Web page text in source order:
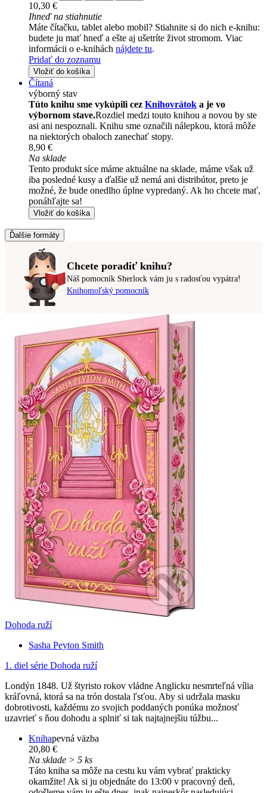
10,30 €
Ihneď na stiahnutie
Máte čítačku, tablet alebo mobil? Stiahnite si do nich e-knihu:
budete ju mať hneď a ešte aj ušetríte život stromom. Viac
informácii o e-knihách nájdete tu.
Pridať do zoznamu
Vložiť do košíka
Čítaná
výborný stav
Túto knihu sme vykúpili cez Knihovrátok a je vo
výbornom stave.Rozdiel medzi touto knihou a novou by ste
asi ani nespoznali. Knihu sme označili nálepkou, ktorá môže
na niektorých obaloch zanechať stopy.
8,90 €
Na sklade
Tento produkt síce máme aktuálne na sklade, máme však už
iba posledné kusy a ďalšie už nemá ani distribútor, preto je
možné, že bude onedlho úplne vypredaný. Ak ho chcete mať,
ponáhľajte sa!
Vložiť do košíka
Ďalšie formáty
Chcete poradiť knihu?
Náš pomocník Sherlock vám ju s radosťou vypátra!
Knihomoľský pomocník
Dohoda ruží
Sasha Peyton Smith
1. diel série Dohoda ruží
Londýn 1848. Už štyristo rokov vládne Anglicku nesmrteľná vília
kráľovná, ktorá sa na trón dostala ľsťou. Aby si udržala masku
dobrotivosti, každému zo svojich poddaných ponúka možnosť
uzavrieť s ňou dohodu a splniť si tak najtajnejšiu túžbu...
Knihapevná väzba
20,80 €
Na sklade > 5 ks
Táto kniha sa môže na cestu ku vám vybrať prakticky
okamžite! Ak si ju objednáte do 13:00 v pracovný deň,